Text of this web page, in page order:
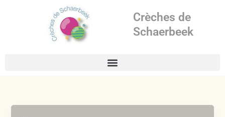
Crèches de
Schaerbeek